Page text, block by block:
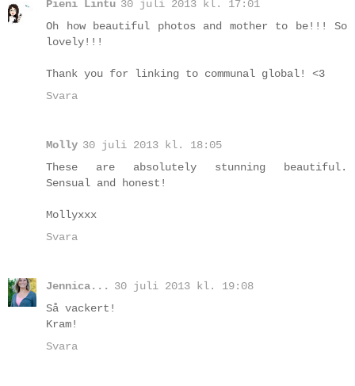
Pieni Lintu 30 juli 2013 kl. 17:01
Oh how beautiful photos and mother to be!!! So
lovely!!!
Thank you for linking to communal global! <3
Svara
Molly 30 juli 2013 kl. 18:05
These are absolutely stunning beautiful.
Sensual and honest!
Mollyxxx
Svara
Jennica...
30 juli 2013 kl. 19:08
Så vackert!
Kram!
Svara